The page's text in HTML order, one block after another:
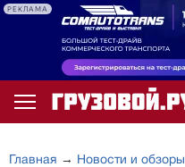
РЕКЛАМА
Главная → Новости и обзоры